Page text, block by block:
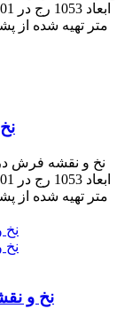
متر تهیه شده از
متر تهیه شده از
نخ و